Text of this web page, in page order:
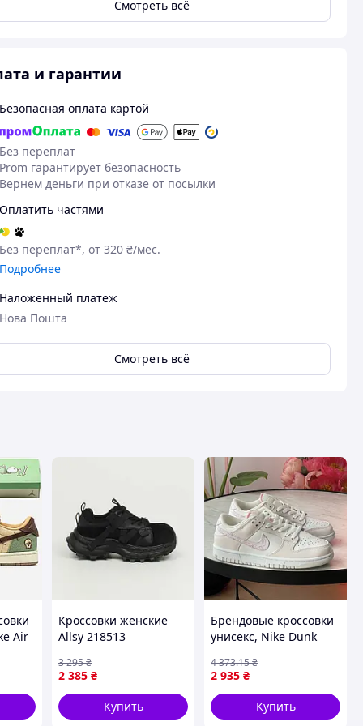
Смотреть всё
и гарантии
Безопасная оплата картой
Без переплат
Prom гарантирует безопасность
Вернем деньги при отказе от посылки
Оплатить частями
Без переплат*, от 320 ₴/мес.
Подробнее
Наложенный платеж
Нова Пошта
Смотреть всё
Air
📦
Кроссовки женские
Allsy 218513
замша, черного цвета
на черной подошве
2 385 ₴
3 295₴
Купить
Брендовые кроссовки
унисекс, Nike Dunk
Pack Pink WMNS
FD1449-100 40
2 935 ₴
4 373.15₴
Купить